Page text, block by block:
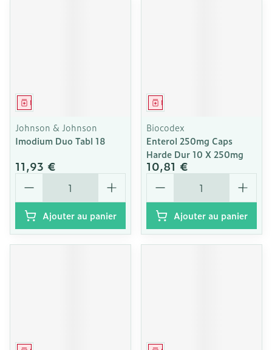
Médicament
Johnson & Johnson
Imodium Duo Tabl 18
11,93 €
Quantité
Ajouter au panier
Médicament
Biocodex
Enterol 250mg Caps
Harde Dur 10 X 250mg
10,81 €
Quantité
Ajouter au panier